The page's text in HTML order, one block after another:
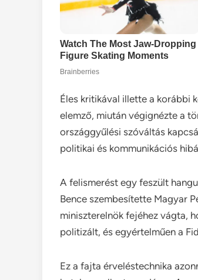
Éles kritikával illette a korábbi
elemző, miután végignézte a
országgyűlési szóváltás
politikai és kommunikációs
A felismerést egy feszült
Bence szembesítette Magyar
miniszterelnök fejéhez vágta,
politizált, és egyértelműen a
Ez a fajta érveléstechnika